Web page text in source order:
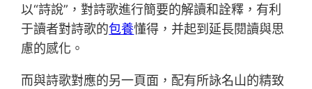
以“詩說”，對詩歌進行簡要的解讀和詮釋，有利
于讀者對詩歌的包養懂得，并起到延長閱讀與思
慮的感化。
而與詩歌對應的另一頁面，配有所詠名山的精致